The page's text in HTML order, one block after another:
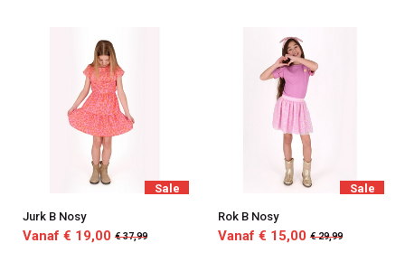
Sale
Jurk B Nosy
Vanaf € 19,00 € 37,99
Sale
Rok B Nosy
Vanaf € 15,00 € 29,99